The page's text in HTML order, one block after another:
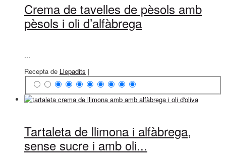
Crema de tavelles de pèsols amb
pèsols i oli d’alfàbrega
...
Recepta de Llepadits |
Tartaleta de llimona i alfàbrega,
sense sucre i amb oli...